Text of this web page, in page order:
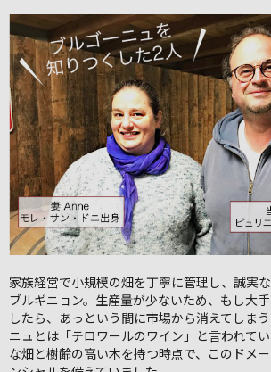
家族経営で小規模の畑を丁寧に管理し、誠実
ブルギニョン。生産量が少ないため、もし大
したら、あっという間に市場から消えてしま
ニュとは「テロワールのワイン」と言われて
な畑と樹齢の高い木を持つ時点で、このドメ